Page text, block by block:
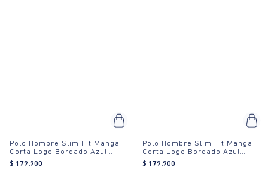
Polo Hombre Slim Fit Manga
Corta Logo Bordado Azul
Claro
$ 179.900
Polo Hombre Slim Fit Manga
Corta Logo Bordado Azul
Claro
$ 179.900